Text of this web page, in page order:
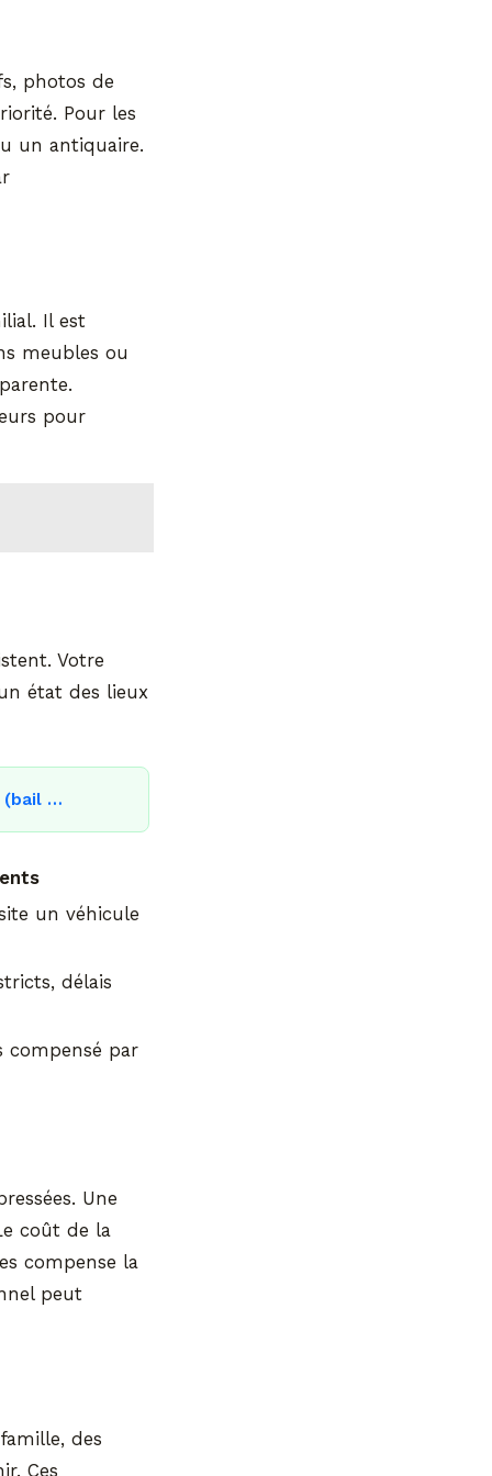
photos de
Pour les
un antiquaire.
Il est
meubles ou
pour
Votre
état des lieux
(bail …
un véhicule
délais
compensé par
Une
coût de la
compense la
peut
des
Ces